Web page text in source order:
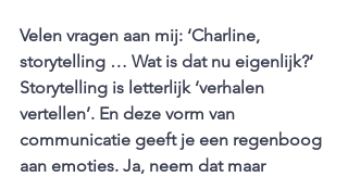
Velen vragen aan mij: ‘Charline,
storytelling … Wat is dat nu eigenlijk?’
Storytelling is letterlijk ‘verhalen
vertellen’. En deze vorm van
communicatie geeft je een regenboog
aan emoties. Ja, neem dat maar